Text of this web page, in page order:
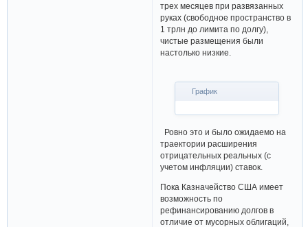
трех месяцев при развязанных
руках (свободное пространство в
1 трлн до лимита по долгу),
чистые размещения были
настолько низкие.
График
Ровно это и было ожидаемо на
траектории расширения
отрицательных реальных (с
учетом инфляции) ставок.
Пока Казначейство США имеет
возможность по
рефинансированию долгов в
отличие от мусорных облигаций,